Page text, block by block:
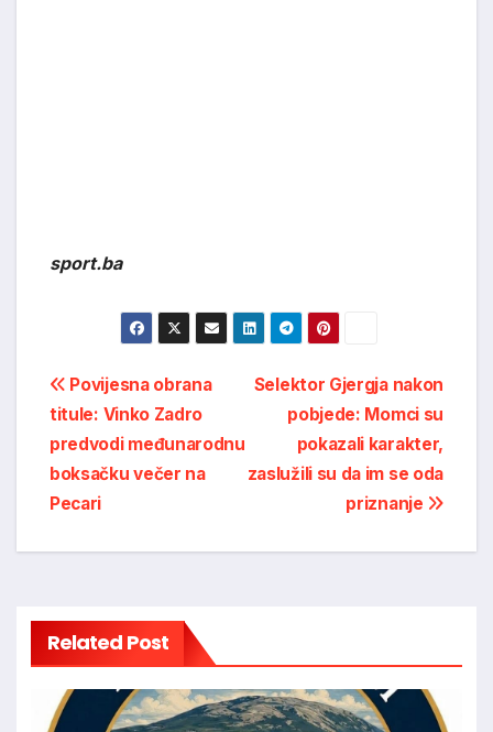
sport.ba
Post
navigation
Selektor Gjergja nakon
pobjede: Momci su
pokazali karakter,
zaslužili su da im se oda
priznanje
Povijesna obrana
titule: Vinko Zadro
predvodi međunarodnu
boksačku večer na
Pecari
Related Post